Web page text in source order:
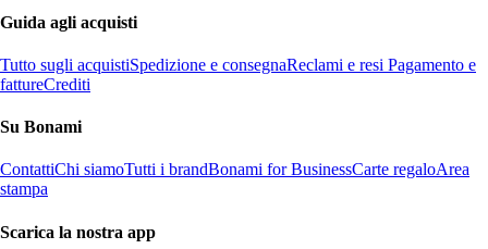
Guida agli acquisti
Tutto sugli acquistiSpedizione e consegnaReclami e resi Pagamento e
fattureCrediti
Su Bonami
ContattiChi siamoTutti i brandBonami for BusinessCarte regaloArea
stampa
Scarica la nostra app